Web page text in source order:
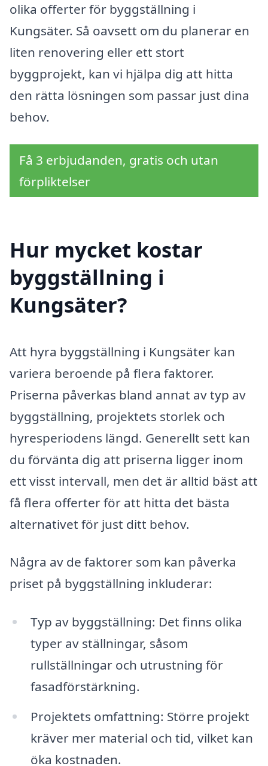
olika offerter för byggställning i
Kungsäter. Så oavsett om du planerar en
liten renovering eller ett stort
byggprojekt, kan vi hjälpa dig att hitta
den rätta lösningen som passar just dina
behov.
Få 3 erbjudanden, gratis och utan
förpliktelser
Hur mycket kostar
byggställning i
Kungsäter?
Att hyra byggställning i Kungsäter kan
variera beroende på flera faktorer.
Priserna påverkas bland annat av typ av
byggställning, projektets storlek och
hyresperiodens längd. Generellt sett kan
du förvänta dig att priserna ligger inom
ett visst intervall, men det är alltid bäst att
få flera offerter för att hitta det bästa
alternativet för just ditt behov.
Några av de faktorer som kan påverka
priset på byggställning inkluderar:
Typ av byggställning: Det finns olika
typer av ställningar, såsom
rullställningar och utrustning för
fasadförstärkning.
Projektets omfattning: Större projekt
kräver mer material och tid, vilket kan
öka kostnaden.